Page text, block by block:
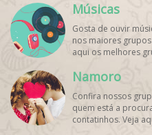
Músicas
Gosta de ouvir
nos maiores
aqui os melhores
Namoro
Confira nossos
quem está a
contatinhos. Veja